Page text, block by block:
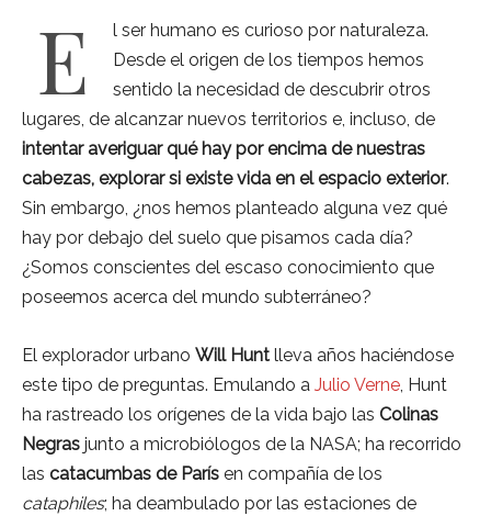
E
l ser humano es curioso por naturaleza.
Desde el origen de los tiempos hemos
sentido la necesidad de descubrir otros
lugares, de alcanzar nuevos territorios e, incluso, de
intentar averiguar qué hay por encima de nuestras
cabezas, explorar si existe vida en el espacio exterior.
Sin embargo, ¿nos hemos planteado alguna vez qué
hay por debajo del suelo que pisamos cada día?
¿Somos conscientes del escaso conocimiento que
poseemos acerca del mundo subterráneo?
El explorador urbano Will Hunt lleva años haciéndose
este tipo de preguntas. Emulando a Julio Verne, Hunt
ha rastreado los orígenes de la vida bajo las Colinas
Negras junto a microbiólogos de la NASA; ha recorrido
las catacumbas de París en compañía de los
cataphiles; ha deambulado por las estaciones de